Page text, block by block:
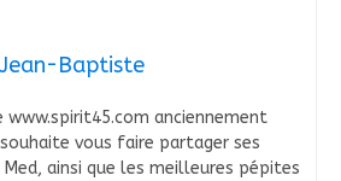
Jean-Baptiste
www.spirit45.com anciennement
vous faire partager ses
Med, ainsi que les meilleures pépites